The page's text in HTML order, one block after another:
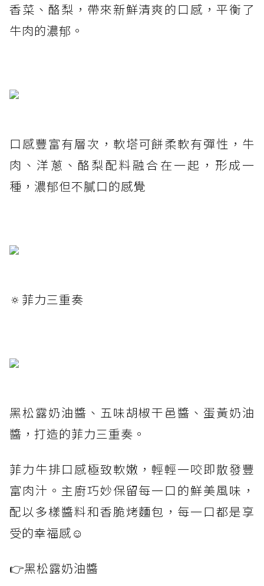
香菜、酪梨，帶來新鮮清爽的口感，平衡了
牛肉的濃郁。
口感豐富有層次，軟塔可餅柔軟有彈性，牛
肉、洋蔥、酪梨配料融合在一起，形成一
種，濃郁但不膩口的感覺
🔅菲力三重奏
黑松露奶油醬、五味胡椒干邑醬、蛋黃奶油
醬，打造的菲力三重奏。
菲力牛排口感極致軟嫩，輕輕一咬即散發豐
富肉汁。主廚巧妙保留每一口的鮮美風味，
配以多樣醬料和香脆烤麵包，每一口都是享
受的幸福感☺️
👉黑松露奶油醬